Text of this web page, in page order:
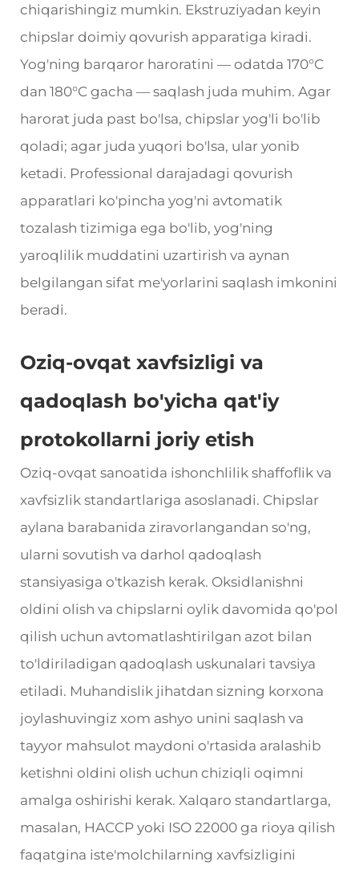
chiqarishingiz mumkin. Ekstruziyadan keyin
chipslar doimiy qovurish apparatiga kiradi.
Yog'ning barqaror haroratini — odatda 170°C
dan 180°C gacha — saqlash juda muhim. Agar
harorat juda past bo'lsa, chipslar yog'li bo'lib
qoladi; agar juda yuqori bo'lsa, ular yonib
ketadi. Professional darajadagi qovurish
apparatlari ko'pincha yog'ni avtomatik
tozalash tizimiga ega bo'lib, yog'ning
yaroqlilik muddatini uzartirish va aynan
belgilangan sifat me'yorlarini saqlash imkonini
beradi.
Oziq-ovqat xavfsizligi va
qadoqlash bo'yicha qat'iy
protokollarni joriy etish
Oziq-ovqat sanoatida ishonchlilik shaffoflik va
xavfsizlik standartlariga asoslanadi. Chipslar
aylana barabanida ziravorlangandan so'ng,
ularni sovutish va darhol qadoqlash
stansiyasiga o'tkazish kerak. Oksidlanishni
oldini olish va chipslarni oylik davomida qo'pol
qilish uchun avtomatlashtirilgan azot bilan
to'ldiriladigan qadoqlash uskunalari tavsiya
etiladi. Muhandislik jihatdan sizning korxona
joylashuvingiz xom ashyo unini saqlash va
tayyor mahsulot maydoni o'rtasida aralashib
ketishni oldini olish uchun chiziqli oqimni
amalga oshirishi kerak. Xalqaro standartlarga,
masalan, HACCP yoki ISO 22000 ga rioya qilish
faqatgina iste'molchilarning xavfsizligini